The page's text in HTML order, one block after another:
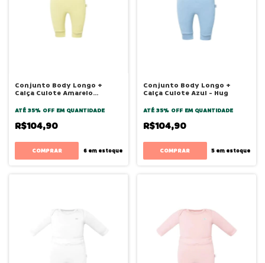
Conjunto Body Longo +
Calça Culote Amarelo
ATÉ 35% OFF EM QUANTIDADE
R$104,90
COMPRAR 6em estoque
Conjunto Body Longo +
Calça Culote Azul - Hug
ATÉ 35% OFF EM QUANTIDADE
R$104,90
COMPRAR 5 em estoque